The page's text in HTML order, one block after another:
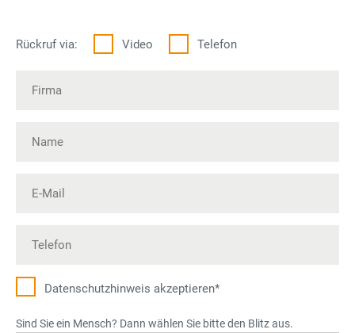
Rückruf via: Video Telefon
Datenschutz­hinweis akzeptieren*
Sind Sie ein Mensch? Dann wählen Sie bitte den Blitz aus.